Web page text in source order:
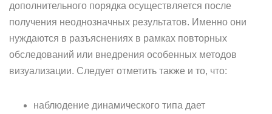
дополнительного порядка осуществляется после
получения неоднозначных результатов. Именно они
нуждаются в разъяснениях в рамках повторных
обследований или внедрения особенных методов
визуализации. Следует отметить также и то, что:
наблюдение динамического типа дает